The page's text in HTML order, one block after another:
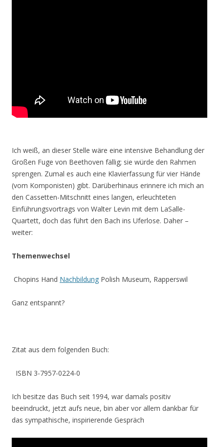
Ich weiß, an dieser Stelle wäre eine intensive Behandlung der
Großen Fuge von Beethoven fällig; sie würde den Rahmen
sprengen. Zumal es auch eine Klavierfassung für vier Hände
(vom Komponisten) gibt. Darüberhinaus erinnere ich mich an
den Cassetten-Mitschnitt eines langen, erleuchteten
Einführungsvortrags von Walter Levin mit dem LaSalle-
Quartett, doch das führt den Bach ins Uferlose. Daher –
weiter:
Themenwechsel
Chopins Hand Nachbildung Polish Museum, Rapperswil
Ganz entspannt?
Zitat aus dem folgenden Buch:
ISBN 3-7957-0224-0
Ich besitze das Buch seit 1994, war damals positiv
beeindruckt, jetzt aufs neue, bin aber vor allem dankbar für
das sympathische, inspirierende Gespräch